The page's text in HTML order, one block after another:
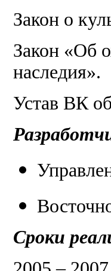
Закон о
Закон «Об
наследия».
Устав ВК
Сроки